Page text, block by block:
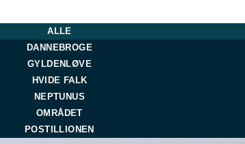
ALLE
DANNEBROGE
GYLDENLØVE
HVIDE FALK
NEPTUNUS
OMRÅDET
POSTILLIONEN